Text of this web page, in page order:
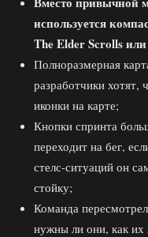
используется
The Elder Scrolls
Полноразмерная
разработчики хотят,
иконки на карте;
Кнопки спринта
переходит на бег,
стелс-ситуаций он
стойку;
Команда
нужны ли они, как